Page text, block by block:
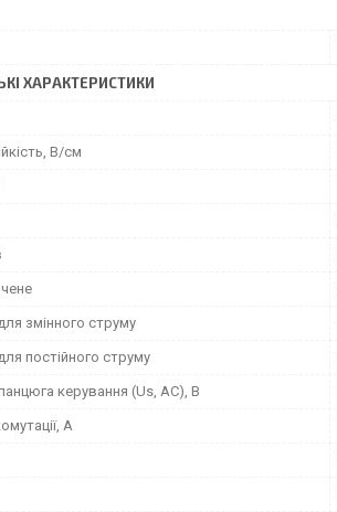
ХАРАКТЕРИСТИКИ
В/см
змінного струму
постійного струму
керування (Us, AC), В
А